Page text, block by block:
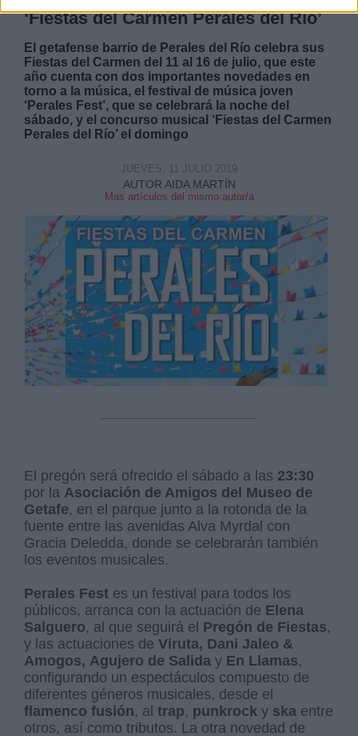
‘Fiestas del Carmen Perales del Río’
El getafense barrio de Perales del Río celebra sus
Fiestas del Carmen del 11 al 16 de julio, que este
año cuenta con dos importantes novedades en
torno a la música, el festival de música joven
‘Perales Fest’, que se celebrará la noche del
sábado, y el concurso musical ‘Fiestas del Carmen
Perales del Río’ el domingo
AUTOR AIDA MARTÍN
Mas artículos del mismo autor/a
JUEVES, 11 JULIO 2019
El pregón será ofrecido el sábado a las 23:30
por la Asociación de Amigos del Museo de
Getafe, en el parque junto a la rotonda de la
fuente entre las avenidas Alva Myrdal con
Gracia Deledda, donde se celebrarán también
los eventos musicales.
Perales Fest es un festival para todos los
públicos, arranca con la actuación de Elena
Salguero, al que seguirá el Pregón de Fiestas,
y las actuaciones deViruta, Dani Jaleo &
Amogos, Agujero de Salida y En Llamas,
configurando un espectáculos compuesto de
diferentes géneros musicales, desde el
flamenco fusión, altrap, punkrock y ska entre
otros, así como tributos. La otra novedad de